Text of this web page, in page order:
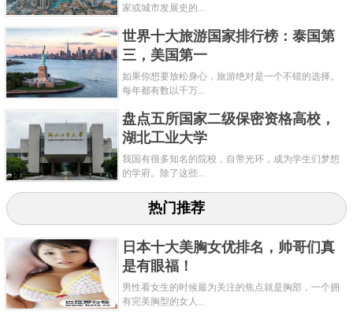
家或城市发展史的...
世界十大旅游国家排行榜：泰国第
三，美国第一
如果你想要放松身心，旅游绝对是一个不错的选择。
每年都有数以千万...
盘点五所国家二级保密资格高校，
湖北工业大学
我国有很多知名的院校，自带光环，成为学生们梦想
的学府。除了这些...
热门推荐
日本十大美胸女优排名，帅哥们真
是有眼福！
男性看女生的时候最为关注的焦点就是胸部，一个拥
有完美胸型的女人...